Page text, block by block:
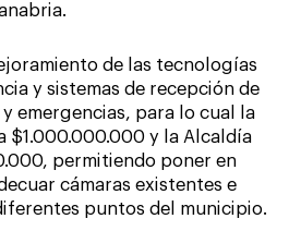
de las tecnologías
y sistemas de recepción de
emergencias, para lo cual la
$1.000.000.000 y la Alcaldía
permitiendo poner en
cámaras existentes e
puntos del municipio.